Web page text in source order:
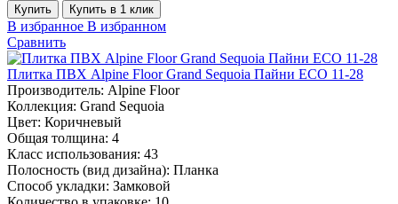
Купить Купить в 1 клик
В избранное В избранном
Сравнить
Плитка ПВХ Alpine Floor Grand Sequoia Пайни ECO 11-28
Производитель: Alpine Floor
Коллекция: Grand Sequoia
Цвет: Коричневый
Общая толщина: 4
Класс использования: 43
Полосность (вид дизайна): Планка
Способ укладки: Замковой